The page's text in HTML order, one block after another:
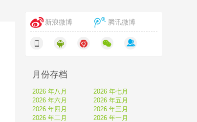
新浪微博 腾讯微博
月份存档
2026 年八月
2026 年七月
2026 年六月
2026 年五月
2026 年四月
2026 年三月
2026 年二月
2026 年一月